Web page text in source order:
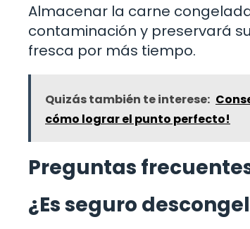
Almacenar la carne
contaminación y preservará
fresca por más tiempo.
Quizás también te interese:
cómo lograr el punto perfecto!
Preguntas
¿Es seguro